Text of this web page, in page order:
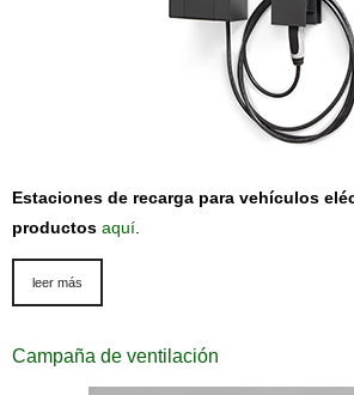
Estaciones de recarga para vehículos
productos aquí
leer más
Campaña de ventilación